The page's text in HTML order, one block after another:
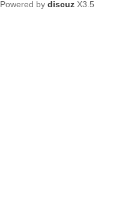
Powered by discuz X3.5